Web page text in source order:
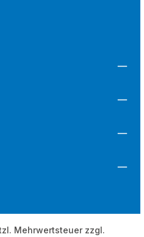
Mehrwertsteuer zzgl.